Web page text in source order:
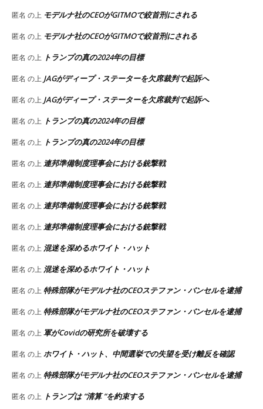
匿名 の上 モデルナ社のCEOがGITMOで絞首刑にされる
匿名 の上 モデルナ社のCEOがGITMOで絞首刑にされる
匿名 の上 トランプの真の2024年の目標
匿名 の上 JAGがディープ・ステーターを欠席裁判で起訴へ
匿名 の上 JAGがディープ・ステーターを欠席裁判で起訴へ
匿名 の上 トランプの真の2024年の目標
匿名 の上 トランプの真の2024年の目標
匿名 の上連邦準備制度理事会における銃撃戦
匿名 の上連邦準備制度理事会における銃撃戦
匿名 の上連邦準備制度理事会における銃撃戦
匿名 の上連邦準備制度理事会における銃撃戦
匿名 の上 混迷を深めるホワイト・ハット
匿名 の上 混迷を深めるホワイト・ハット
匿名 の上特殊部隊がモデルナ社のCEOステファン・バンセルを逮捕
匿名 の上特殊部隊がモデルナ社のCEOステファン・バンセルを逮捕
匿名 の上軍がCovidの研究所を破壊する
匿名 の上ホワイト・ハット、中間選挙での失望を受け離反を確認
匿名 の上特殊部隊がモデルナ社のCEOステファン・バンセルを逮捕
匿名 の上 トランプは “清算 “を約束する